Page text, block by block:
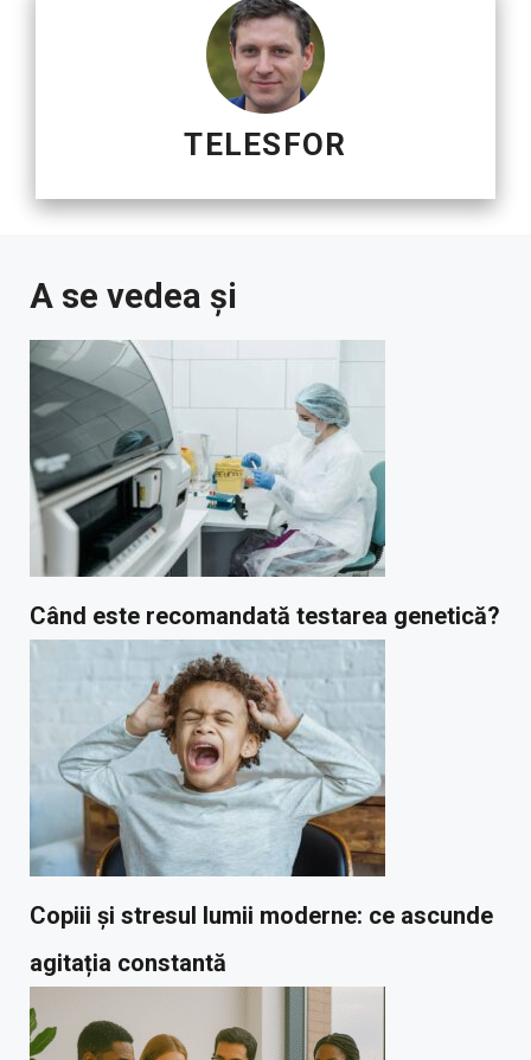
TELESFOR
A se vedea și
Când este recomandată testarea genetică?
Copiii și stresul lumii moderne: ce ascunde
agitația constantă